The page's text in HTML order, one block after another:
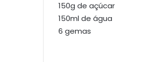
150g de açúcar
150ml de água
6 gemas